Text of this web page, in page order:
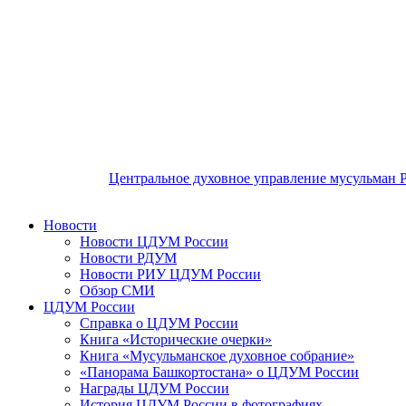
Центральное духовное управление мусульман
Новости
Новости ЦДУМ России
Новости РДУМ
Новости РИУ ЦДУМ России
Обзор СМИ
ЦДУМ России
Справка о ЦДУМ России
Книга «Исторические очерки»
Книга «Мусульманское духовное собрание»
«Панорама Башкортостана» о ЦДУМ России
Награды ЦДУМ России